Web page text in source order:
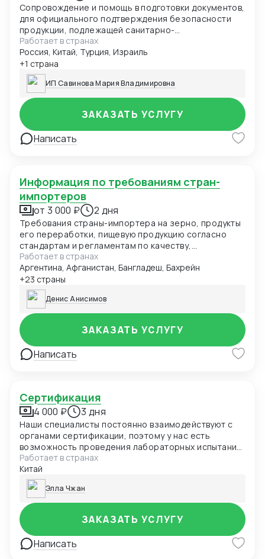
Сопровождение и помощь в подготовки документов,
для официального подтверждения безопасности
продукции, подлежащей санитарно-
эпидемиологическому надзору. СГР-обязательно
для продажи на территории ЕАЭС (продукция,
контактирующая с пищей, детские товары,
косметика и др.).
Работает в странах
Россия, Китай, Турция, Израиль
+1 страна
ИП Савинова Мария Владимировна
Написать
ЗАКАЗАТЬ УСЛУГУ
Информация по требованиям стран-
импортеров
от 3 000 ₽ 2 дня
Требования страны-импортера на зерно, продукты
его переработки, пищевую продукцию согласно
стандартам и регламентам по качеству,
безопасности и иным требованиям. Данные могут
быть представлены в виде чек-листа, формат Excel,
pdf. Первый заказ бесплатно в рамках специального
предложения.
Работает в странах
Аргентина, Афганистан, Бангладеш, Бахрейн
+23 страны
Денис Анисимов
Написать
ЗАКАЗАТЬ УСЛУГУ
Сертификация
4 000 ₽ 3 дня
Наши специалисты постоянно взаимодействуют с
органами сертификации, поэтому у нас есть
возможность проведения лабораторных испытаний
и оформления документов в кратчайшие сроки.
Работает в странах
Китай
Элла Чжан
Написать
ЗАКАЗАТЬ УСЛУГУ